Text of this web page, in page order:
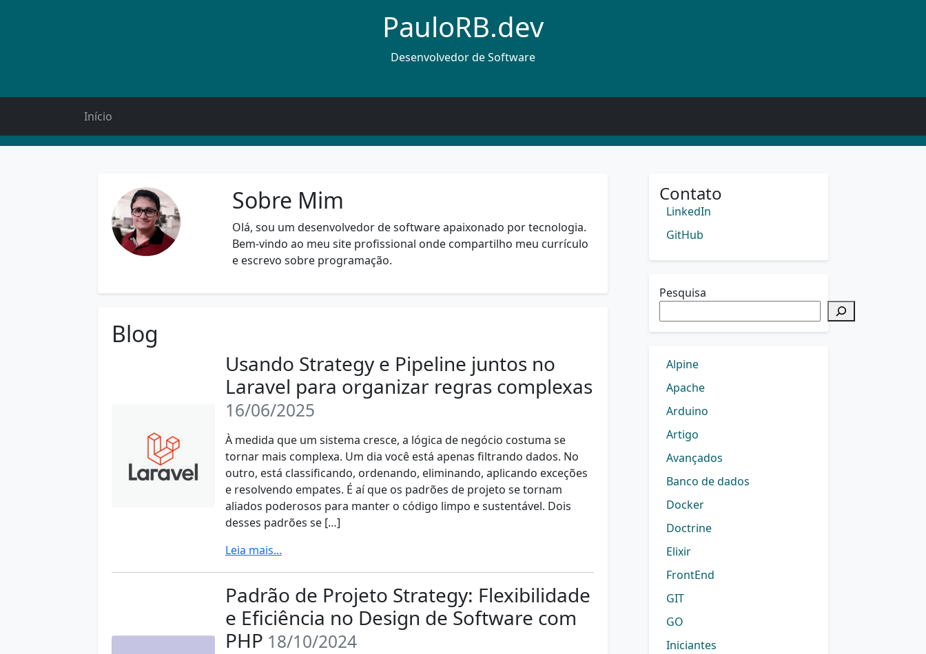
PauloRB.dev
Desenvolvedor de Software
Início
Sobre Mim
Olá, sou um desenvolvedor de software apaixonado por tecnologia.
Bem-vindo ao meu site profissional onde compartilho meu currículo
e escrevo sobre programação.
Blog
Usando Strategy e Pipeline juntos no
Laravel para organizar regras complexas
16/06/2025
À medida que um sistema cresce, a lógica de negócio costuma se
tornar mais complexa. Um dia você está apenas filtrando dados. No
outro, está classificando, ordenando, eliminando, aplicando exceções
e resolvendo empates. É aí que os padrões de projeto se tornam
aliados poderosos para manter o código limpo e sustentável. Dois
desses padrões se […]
Leia mais...
Padrão de Projeto Strategy: Flexibilidade
e Eficiência no Design de Software com
PHP 18/10/2024
Contato
LinkedIn
GitHub
Pesquisa
Alpine
Apache
Arduino
Artigo
Avançados
Banco de dados
Docker
Doctrine
Elixir
FrontEnd
GIT
GO
Iniciantes